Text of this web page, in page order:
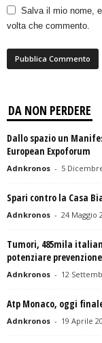
Salva il mio nome,
volta che commento.
DA NON PERDERE
Dallo spazio un
European Expoforum
Adnkronos - 5
Spari contro la Casa
Adnkronos - 24 Maggio
Tumori, 485mila
potenziare
Adnkronos - 12
Atp Monaco, oggi
Adnkronos - 19 Aprile